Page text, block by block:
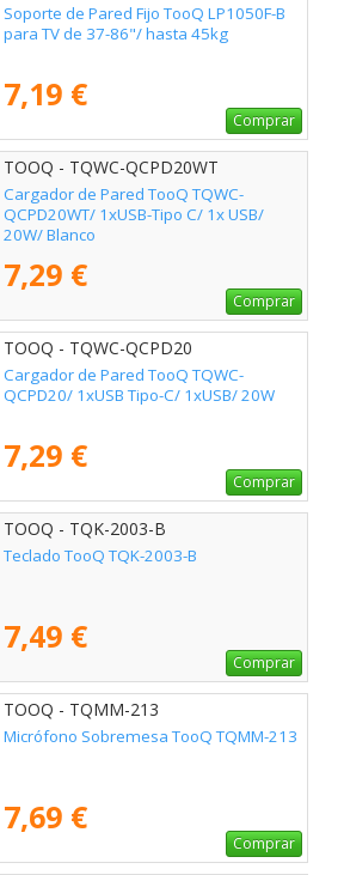
Soporte de Pared Fijo TooQ LP1050F-B
para TV de 37-86"/ hasta 45kg
7,19 €
Comprar
TOOQ - TQWC-QCPD20WT
Cargador de Pared TooQ TQWC-
QCPD20WT/ 1xUSB-Tipo C/ 1x USB/
20W/ Blanco
7,29 €
Comprar
TOOQ - TQWC-QCPD20
Cargador de Pared TooQ TQWC-
QCPD20/ 1xUSB Tipo-C/ 1xUSB/ 20W
7,29 €
Comprar
TOOQ - TQK-2003-B
Teclado TooQ TQK-2003-B
7,49 €
Comprar
TOOQ - TQMM-213
Micrófono Sobremesa TooQ TQMM-213
7,69 €
Comprar